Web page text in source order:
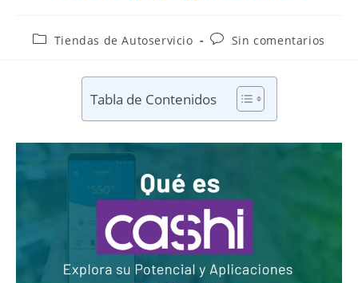
Tiendas de Autoservicio Sin comentarios
Tabla de Contenidos